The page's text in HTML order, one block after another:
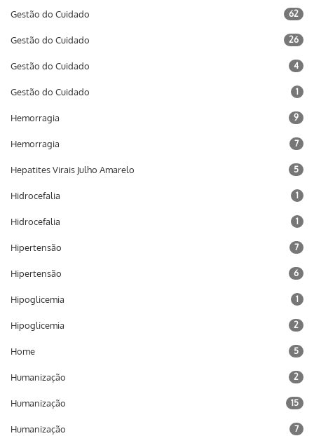
Gestão do Cuidado 62
Gestão do Cuidado 26
Gestão do Cuidado 4
Gestão do Cuidado 1
Hemorragia 9
Hemorragia 7
Hepatites Virais Julho Amarelo 5
Hidrocefalia 1
Hidrocefalia 1
Hipertensão 7
Hipertensão 6
Hipoglicemia 1
Hipoglicemia 2
Home 5
Humanização 2
Humanização 15
Humanização 7